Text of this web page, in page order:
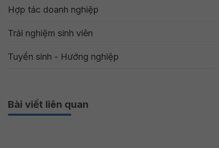
Hợp tác doanh nghiệp
Trải nghiệm sinh viên
Tuyển sinh - Hướng nghiệp
Bài viết liên quan